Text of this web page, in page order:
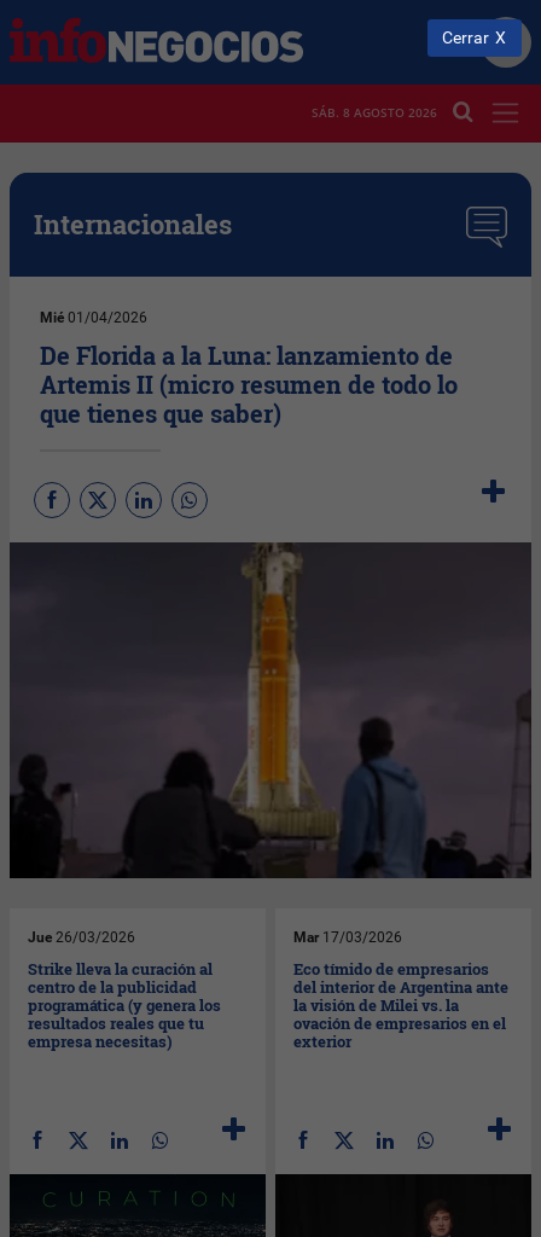
SÁB. 8 AGOSTO 2026
Internacionales
Mié 01/04/2026
De Florida a la Luna: lanzamiento de
Artemis II (micro resumen de todo lo
que tienes que saber)
Jue 26/03/2026
Strike lleva la curación al
centro de la publicidad
programática (y genera los
resultados reales que tu
empresa necesitas)
Mar 17/03/2026
Eco tímido de empresarios
del interior de Argentina ante
la visión de Milei vs. la
ovación de empresarios en el
exterior
Cerrar